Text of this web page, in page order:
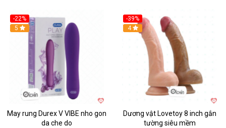
-22%
Hot
5
May rung Durex V VIBE nho gon
da che do
-39%
Hot
4
Dương vật Lovetoy 8 inch gắn
tường siêu mềm